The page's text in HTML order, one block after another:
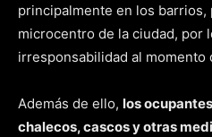
principalmente en los barrios,
microcentro de la ciudad, por
irresponsabilidad al momento
Además de ello, los
chalecos, cascos y otras